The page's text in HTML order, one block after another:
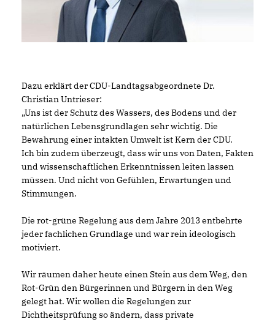
Dazu erklärt der CDU-Landtagsabgeordnete Dr.
Christian Untrieser:
Uns ist der Schutz des Wassers, des Bodens und der
natürlichen Lebensgrundlagen sehr wichtig. Die
Bewahrung einer intakten Umwelt ist Kern der CDU.
Ich bin zudem überzeugt, dass wir uns von Daten, Fakten
und wissenschaftlichen Erkenntnissen leiten lassen
müssen. Und nicht von Gefühlen, Erwartungen und
Stimmungen.
Die rot-grüne Regelung aus dem Jahre 2013 entbehrte
jeder fachlichen Grundlage und war rein ideologisch
motiviert.
Wir räumen daher heute einen Stein aus dem Weg, den
Rot-Grün den Bürgerinnen und Bürgern in den Weg
gelegt hat. Wir wollen die Regelungen zur
Dichtheitsprüfung so ändern, dass private